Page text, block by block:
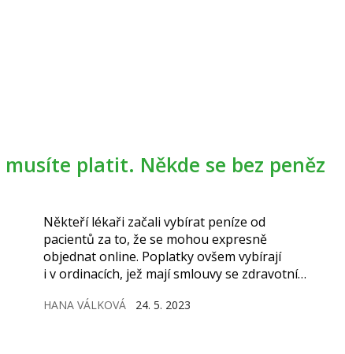
Někteří lékaři začali vybírat peníze od
pacientů za to, že se mohou expresně
objednat online. Poplatky ovšem vybírají
i v ordinacích, jež mají smlouvy se zdravotními
běžných ordinačních hodin. Server Vitalia.cz
HANA VÁLKOVÁ 24. 5. 2023